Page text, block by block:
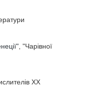
, "Чарівної
ХХ